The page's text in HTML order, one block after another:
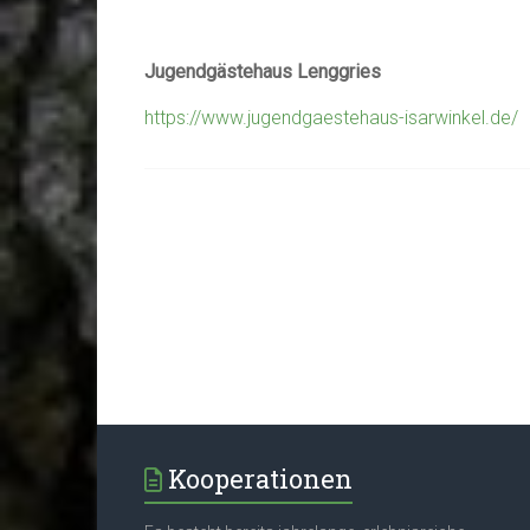
Jugendgästehaus Lenggries
https://www.jugendgaestehaus-isarwinkel.de/
Kooperationen